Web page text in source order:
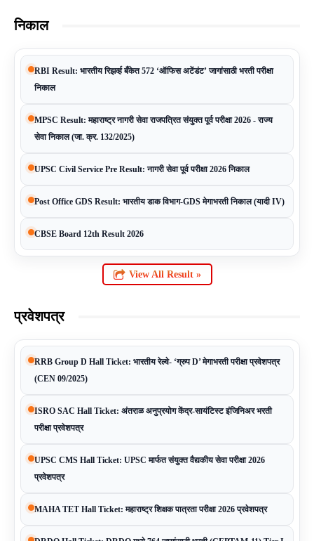
निकाल
RBI Result: भारतीय रिझर्व्ह बँकेत 572 ‘ऑफिस अटेंडंट’ जागांसाठी भरती परीक्षा
निकाल
MPSC Result: महाराष्ट्र नागरी सेवा राजपत्रित संयुक्त पूर्व परीक्षा 2026 - राज्य
सेवा निकाल (जा. क्र. 132/2025)
UPSC Civil Service Pre Result: नागरी सेवा पूर्व परीक्षा 2026 निकाल
Post Office GDS Result: भारतीय डाक विभाग-GDS मेगाभरती निकाल (यादी IV)
CBSE Board 12th Result 2026
View All Result »
प्रवेशपत्र
RRB Group D Hall Ticket: भारतीय रेल्वे- ‘ग्रुप D’ मेगाभरती परीक्षा प्रवेशपत्र
(CEN 09/2025)
ISRO SAC Hall Ticket: अंतराळ अनुप्रयोग केंद्र-सायंटिस्ट इंजिनिअर भरती
परीक्षा प्रवेशपत्र
UPSC CMS Hall Ticket: UPSC मार्फत संयुक्त वैद्यकीय सेवा परीक्षा 2026
प्रवेशपत्र
MAHA TET Hall Ticket: महाराष्ट्र शिक्षक पात्रता परीक्षा 2026 प्रवेशपत्र